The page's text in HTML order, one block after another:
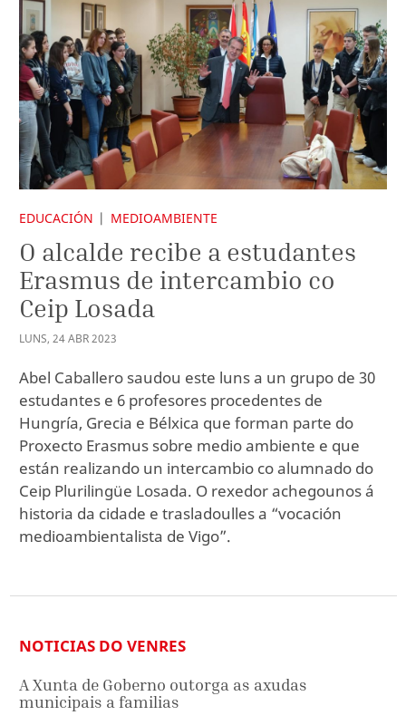
EDUCACIÓN MEDIOAMBIENTE
O alcalde recibe a estudantes
Erasmus de intercambio co
Ceip Losada
LUNS, 24ABR2023
Abel Caballero saudou este luns a un grupo de 30
estudantes e 6 profesores procedentes de
Hungría, Grecia e Bélxica que forman parte do
Proxecto Erasmus sobre medio ambiente e que
están realizando un intercambio co alumnado do
Ceip Plurilingüe Losada. O rexedor achegounos á
historia da cidade e trasladoulles a “vocación
medioambientalista de Vigo”.
NOTICIAS DO VENRES
A Xunta de Goberno outorga as axudas
municipais a familias